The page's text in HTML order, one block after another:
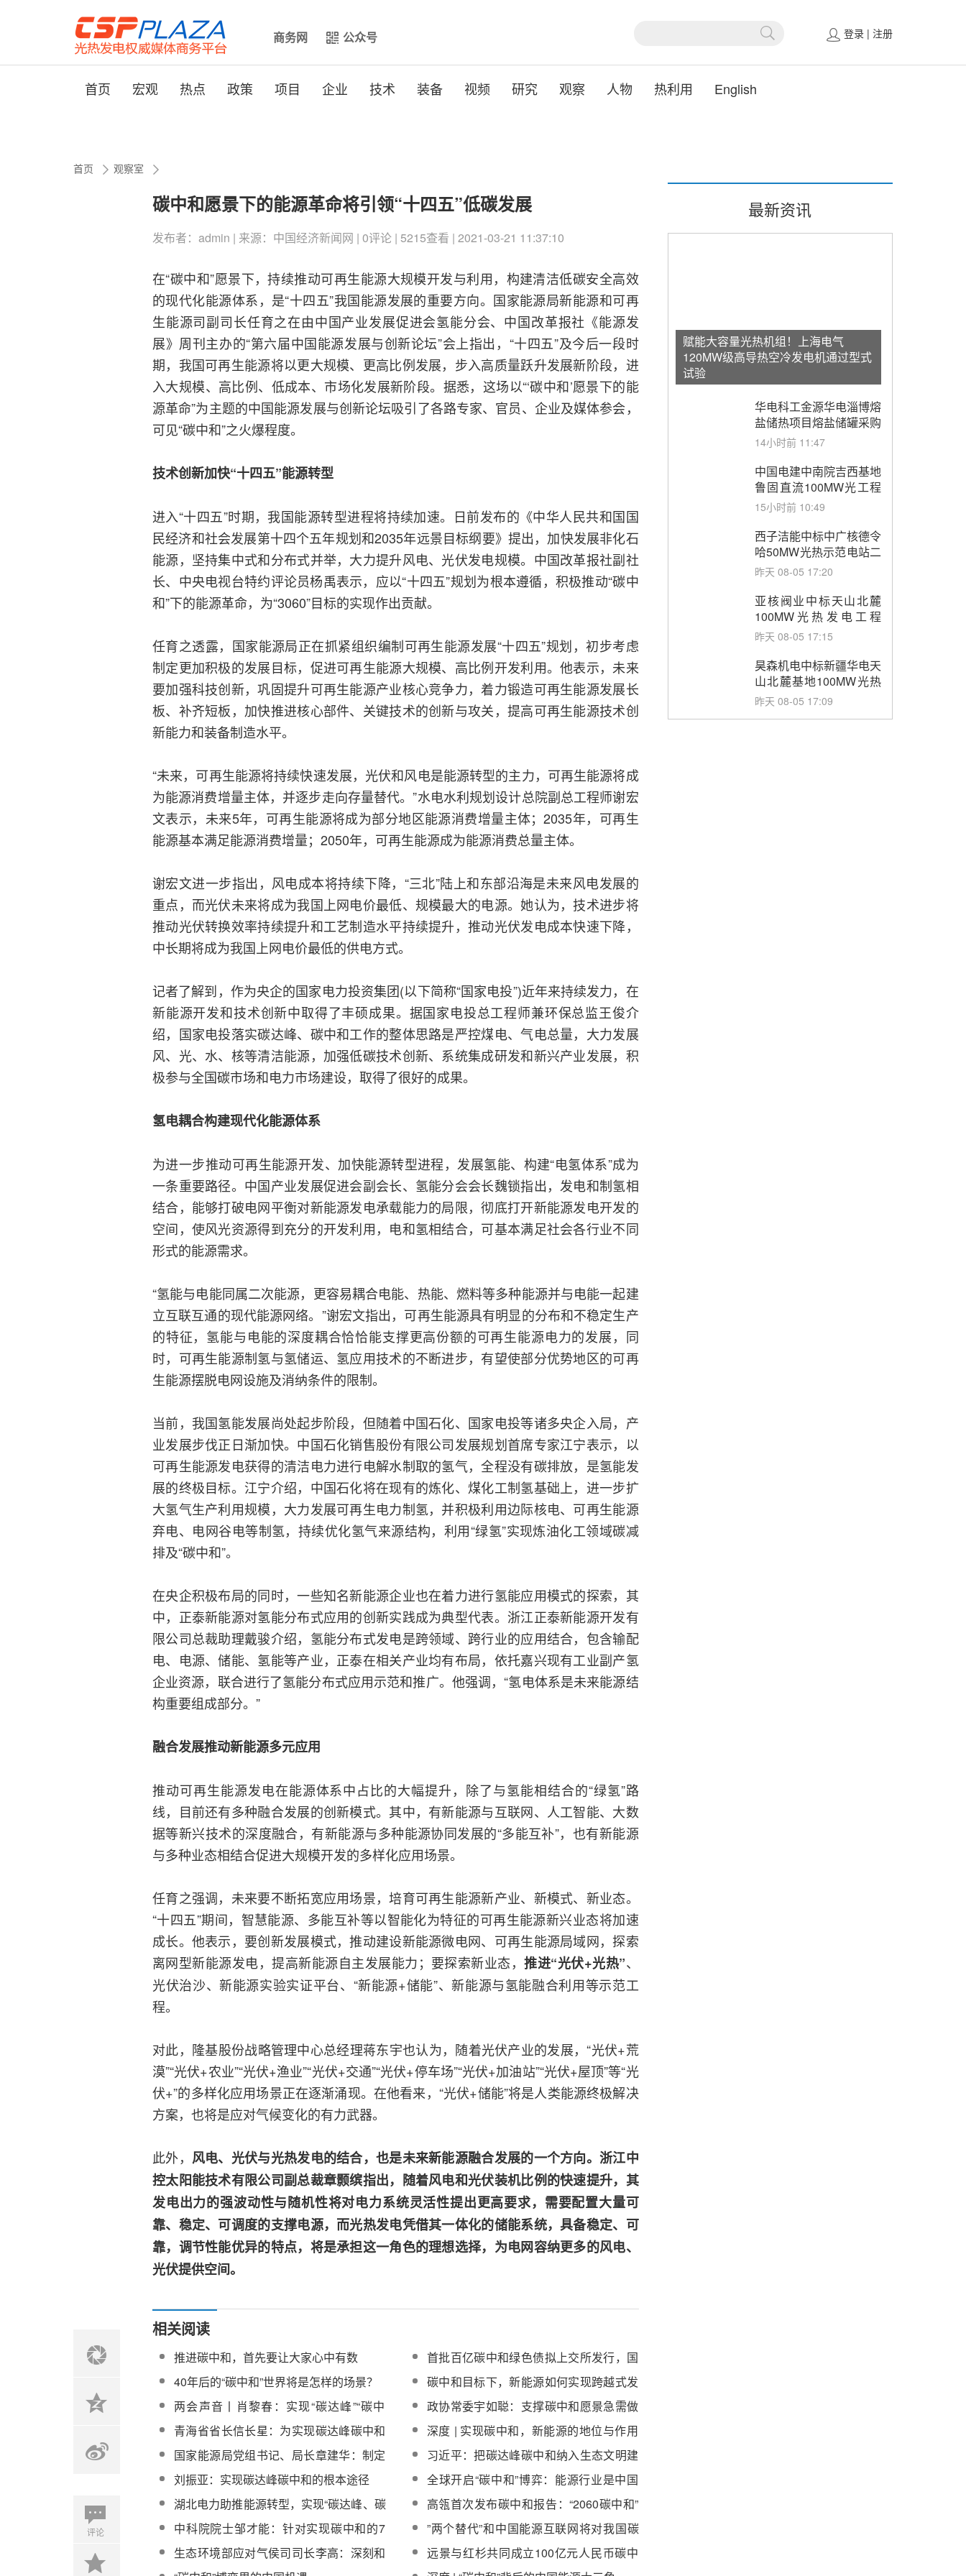
商务网 公众号 登录 | 注册
首页 宏观 热点 政策 项目 企业 技术 装备 视频 研究 观察 人物 热利用 English
首页 观察室
碳中和愿景下的能源革命将引领“十四五”低碳发展
发布者：admin | 来源：中国经济新闻网 | 0评论 | 5215查看 | 2021-03-21 11:37:10
在“碳中和”愿景下，持续推动可再生能源大规模开发与利用，构建清洁低碳安全高效
的现代化能源体系，是“十四五”我国能源发展的重要方向。国家能源局新能源和可再
生能源司副司长任育之在由中国产业发展促进会氢能分会、中国改革报社《能源发
展》周刊主办的“第六届中国能源发展与创新论坛”会上指出，“十四五”及今后一段时
期，我国可再生能源将以更大规模、更高比例发展，步入高质量跃升发展新阶段，进
入大规模、高比例、低成本、市场化发展新阶段。据悉，这场以“‘碳中和’愿景下的能
源革命”为主题的中国能源发展与创新论坛吸引了各路专家、官员、企业及媒体参会，
可见“碳中和”之火爆程度。
技术创新加快“十四五”能源转型
进入“十四五”时期，我国能源转型进程将持续加速。日前发布的《中华人民共和国国
民经济和社会发展第十四个五年规划和2035年远景目标纲要》提出，加快发展非化石
能源，坚持集中式和分布式并举，大力提升风电、光伏发电规模。中国改革报社副社
长、中央电视台特约评论员杨禹表示，应以“十四五”规划为根本遵循，积极推动“碳中
和”下的能源革命，为“3060”目标的实现作出贡献。
任育之透露，国家能源局正在抓紧组织编制可再生能源发展“十四五”规划，初步考虑
制定更加积极的发展目标，促进可再生能源大规模、高比例开发利用。他表示，未来
要加强科技创新，巩固提升可再生能源产业核心竞争力，着力锻造可再生能源发展长
板、补齐短板，加快推进核心部件、关键技术的创新与攻关，提高可再生能源技术创
新能力和装备制造水平。
“未来，可再生能源将持续快速发展，光伏和风电是能源转型的主力，可再生能源将成
为能源消费增量主体，并逐步走向存量替代。”水电水利规划设计总院副总工程师谢宏
文表示，未来5年，可再生能源将成为部分地区能源消费增量主体；2035年，可再生
能源基本满足能源消费增量；2050年，可再生能源成为能源消费总量主体。
谢宏文进一步指出，风电成本将持续下降，“三北”陆上和东部沿海是未来风电发展的
重点，而光伏未来将成为我国上网电价最低、规模最大的电源。她认为，技术进步将
推动光伏转换效率持续提升和工艺制造水平持续提升，推动光伏发电成本快速下降，
中长期将成为我国上网电价最低的供电方式。
记者了解到，作为央企的国家电力投资集团(以下简称“国家电投”)近年来持续发力，在
新能源开发和技术创新中取得了丰硕成果。据国家电投总工程师兼环保总监王俊介
绍，国家电投落实碳达峰、碳中和工作的整体思路是严控煤电、气电总量，大力发展
风、光、水、核等清洁能源，加强低碳技术创新、系统集成研发和新兴产业发展，积
极参与全国碳市场和电力市场建设，取得了很好的成果。
氢电耦合构建现代化能源体系
为进一步推动可再生能源开发、加快能源转型进程，发展氢能、构建“电氢体系”成为
一条重要路径。中国产业发展促进会副会长、氢能分会会长魏锁指出，发电和制氢相
结合，能够打破电网平衡对新能源发电承载能力的局限，彻底打开新能源发电开发的
空间，使风光资源得到充分的开发利用，电和氢相结合，可基本满足社会各行业不同
形式的能源需求。
“氢能与电能同属二次能源，更容易耦合电能、热能、燃料等多种能源并与电能一起建
立互联互通的现代能源网络。”谢宏文指出，可再生能源具有明显的分布和不稳定生产
的特征，氢能与电能的深度耦合恰恰能支撑更高份额的可再生能源电力的发展，同
时，可再生能源制氢与氢储运、氢应用技术的不断进步，有望使部分优势地区的可再
生能源摆脱电网设施及消纳条件的限制。
当前，我国氢能发展尚处起步阶段，但随着中国石化、国家电投等诸多央企入局，产
业发展步伐正日渐加快。中国石化销售股份有限公司发展规划首席专家江宁表示，以
可再生能源发电获得的清洁电力进行电解水制取的氢气，全程没有碳排放，是氢能发
展的终极目标。江宁介绍，中国石化将在现有的炼化、煤化工制氢基础上，进一步扩
大氢气生产利用规模，大力发展可再生电力制氢，并积极利用边际核电、可再生能源
弃电、电网谷电等制氢，持续优化氢气来源结构，利用“绿氢”实现炼油化工领域碳减
排及“碳中和”。
在央企积极布局的同时，一些知名新能源企业也在着力进行氢能应用模式的探索，其
中，正泰新能源对氢能分布式应用的创新实践成为典型代表。浙江正泰新能源开发有
限公司总裁助理戴骏介绍，氢能分布式发电是跨领域、跨行业的应用结合，包含输配
电、电源、储能、氢能等产业，正泰在相关产业均有布局，依托嘉兴现有工业副产氢
企业资源，联合进行了氢能分布式应用示范和推广。他强调，“氢电体系是未来能源结
构重要组成部分。”
融合发展推动新能源多元应用
推动可再生能源发电在能源体系中占比的大幅提升，除了与氢能相结合的“绿氢”路
线，目前还有多种融合发展的创新模式。其中，有新能源与互联网、人工智能、大数
据等新兴技术的深度融合，有新能源与多种能源协同发展的“多能互补”，也有新能源
与多种业态相结合促进大规模开发的多样化应用场景。
任育之强调，未来要不断拓宽应用场景，培育可再生能源新产业、新模式、新业态。
“十四五”期间，智慧能源、多能互补等以智能化为特征的可再生能源新兴业态将加速
成长。他表示，要创新发展模式，推动建设新能源微电网、可再生能源局域网，探索
离网型新能源发电，提高新能源自主发展能力；要探索新业态，推进“光伏+光热”、
光伏治沙、新能源实验实证平台、“新能源+储能”、新能源与氢能融合利用等示范工
程。
对此，隆基股份战略管理中心总经理蒋东宇也认为，随着光伏产业的发展，“光伏+荒
漠”“光伏+农业”“光伏+渔业”“光伏+交通”“光伏+停车场”“光伏+加油站”“光伏+屋顶”等“光
伏+”的多样化应用场景正在逐渐涌现。在他看来，“光伏+储能”将是人类能源终极解决
方案，也将是应对气候变化的有力武器。
此外， 风电、光伏与光热发电的结合，也是未来新能源融合发展的一个方向。浙江中
控太阳能技术有限公司副总裁章颢缤指出，随着风电和光伏装机比例的快速提升，其
发电出力的强波动性与随机性将对电力系统灵活性提出更高要求，需要配置大量可
靠、稳定、可调度的支撑电源，而光热发电凭借其一体化的储能系统，具备稳定、可
靠，调节性能优异的特点，将是承担这一角色的理想选择，为电网容纳更多的风电、
光伏提供空间。
评论
相关阅读
推进碳中和，首先要让大家心中有数
首批百亿碳中和绿色债拟上交所发行，国
家能源约占五成
40年后的“碳中和”世界将是怎样的场景？
碳中和目标下，新能源如何实现跨越式发
展？
两会声音丨肖黎春：实现“碳达峰”“碳中
和”，亟待超前谋划新能源消纳
政协常委宇如聪：支撑碳中和愿景急需做
好可再生能源气候服务
青海省省长信长星：为实现碳达峰碳中和
目标作出青海贡献
深度 | 实现碳中和，新能源的地位与作用
详解
国家能源局党组书记、局长章建华：制定
更积极新能源发展目标，加快推动碳达
峰、碳中和
习近平：把碳达峰碳中和纳入生态文明建
设整体布局
刘振亚：实现碳达峰碳中和的根本途径
全球开启“碳中和”博弈：能源行业是中国
破局关键
湖北电力助推能源转型，实现“碳达峰、碳
中和”目标
高瓴首次发布碳中和报告：“2060碳中和”
目标，将倒逼中国能源转型
中科院院士邹才能：针对实现碳中和的7
项实施建议
”两个替代”和中国能源互联网将对我国碳
中和作出决定性贡献
生态环境部应对气侯司司长李高：深刻和
理解碳达峰、碳中和的重大意义
远景与红杉共同成立100亿元人民币碳中
和技术基金
最新资讯
赋能大容量光热机组！上海电气
120MW级高导热空冷发电机通过型式
试验
华电科工金源华电淄博熔
盐储热项目熔盐储罐采购
14小时前 11:47
中国电建中南院吉西基地
鲁固直流100MW光工程
性能试验采购
15小时前 10:49
西子洁能中标中广核德令
哈50MW光热示范电站二
列蒸汽发生器设备采购
昨天 08-05 17:20
亚核阀业中标天山北麓
100MW光热发电工程
EPC总承包项目熔盐截
购
昨天 08-05 17:15
昊森机电中标新疆华电天
山北麓基地100MW光热
发电工程EPC总承包项
昨天 08-05 17:09